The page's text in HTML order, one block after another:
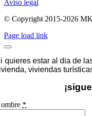
Aviso legal
© Copyright 2015-2026
Page load link
quieres estar al dia de
viviendas
*